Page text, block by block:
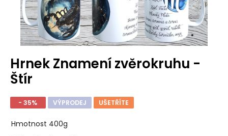
Hrnek Znamení zvěrokruhu -
Štír
- 35% VÝPRODEJ UŠETŘÍTE
Hmotnost 400g